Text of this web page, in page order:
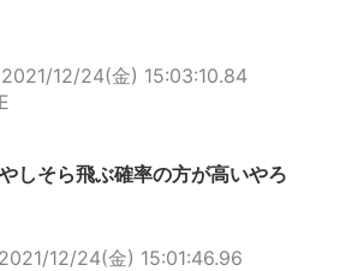
2021/12/24(金) 15:03:10.84
しそら飛ぶ確率の方が高いやろ
2021/12/24(金) 15:01:46.96